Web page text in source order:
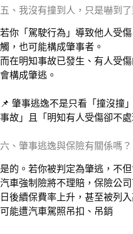
五、我沒有撞到人，只是嚇到
若你「駕駛行為」導致他人受
觸，也可能構成肇事者。
而在明知事故已發生、有人受
會構成肇逃。
📌 肇事逃逸不是只看「撞沒撞
事故」且「明知有人受傷卻不處
六、肇事逃逸與保險有關係嗎？
是的。若你被判定為肇逃，不但
汽車強制險將不理賠，保險公
日後續保費率上升，甚至被列
可能遭汽車駕照吊扣、吊銷